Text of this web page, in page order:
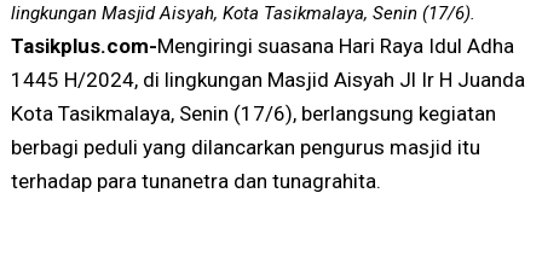
lingkungan Masjid Aisyah, Kota Tasikmalaya, Senin (17/6).
Tasikplus.com-Mengiringi suasana Hari Raya Idul Adha
1445 H/2024, di lingkungan Masjid Aisyah Jl Ir H Juanda
Kota Tasikmalaya, Senin (17/6), berlangsung kegiatan
berbagi peduli yang dilancarkan pengurus masjid itu
terhadap para tunanetra dan tunagrahita.